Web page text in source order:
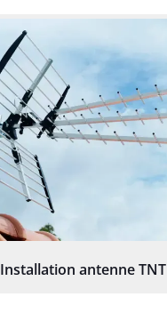
Installation antenne TNT